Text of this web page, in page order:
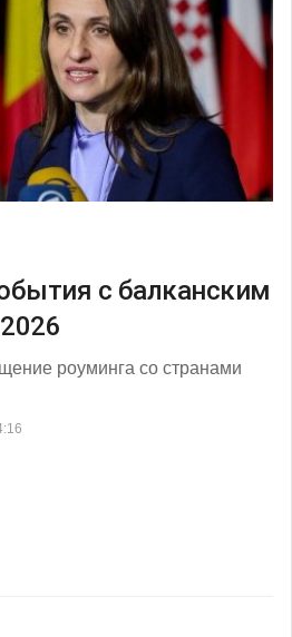
с балканским
роуминга со странами